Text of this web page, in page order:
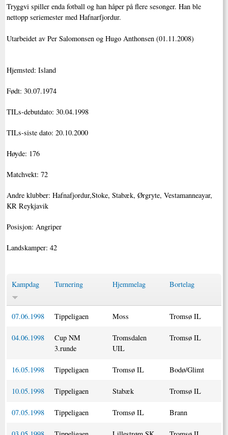
Tryggvi spiller enda fotball og han håper på flere sesonger. Han ble
nettopp seriemester med Hafnarfjordur.
Utarbeidet av Per Salomonsen og Hugo Anthonsen (01.11.2008)
Hjemsted: Island
Født: 30.07.1974
TILs-debutdato: 30.04.1998
TILs-siste dato: 20.10.2000
Høyde: 176
Matchvekt: 72
Andre klubber: Hafnafjordur,Stoke, Stabæk, Ørgryte, Vestamanneayar,
KR Reykjavik
Posisjon: Angriper
Landskamper: 42
Kampdag Turnering Hjemmelag Bortelag
07.06.1998 Tippeligaen Moss Tromsø IL
04.06.1998
Cup NM
3.runde
Tromsdalen
UIL
Tromsø IL
16.05.1998 Tippeligaen Tromsø IL Bodø/Glimt
10.05.1998 Tippeligaen Stabæk Tromsø IL
07.05.1998 Tippeligaen Tromsø IL Brann